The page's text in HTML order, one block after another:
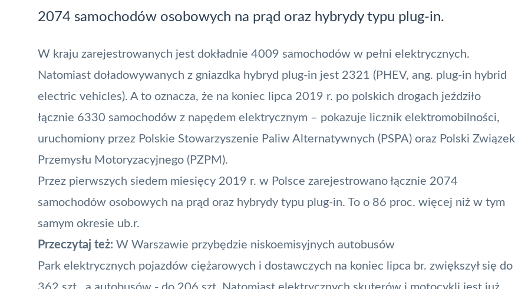
2074 samochodów osobowych na prąd oraz hybrydy typu plug-in.
W kraju zarejestrowanych jest dokładnie 4009 samochodów w pełni elektrycznych.
Natomiast doładowywanych z gniazdka hybryd plug-in jest 2321 (PHEV, ang. plug-in hybrid
electric vehicles). A to oznacza, że na koniec lipca 2019 r. po polskich drogach jeździło
łącznie 6330 samochodów z napędem elektrycznym – pokazuje licznik elektromobilności,
uruchomiony przez Polskie Stowarzyszenie Paliw Alternatywnych (PSPA) oraz Polski Związek
Przemysłu Motoryzacyjnego (PZPM).
Przez pierwszych siedem miesięcy 2019 r. w Polsce zarejestrowano łącznie 2074
samochodów osobowych na prąd oraz hybrydy typu plug-in. To o 86 proc. więcej niż w tym
samym okresie ub.r.
Przeczytaj też: W Warszawie przybędzie niskoemisyjnych autobusów
Park elektrycznych pojazdów ciężarowych i dostawczych na koniec lipca br. zwiększył się do